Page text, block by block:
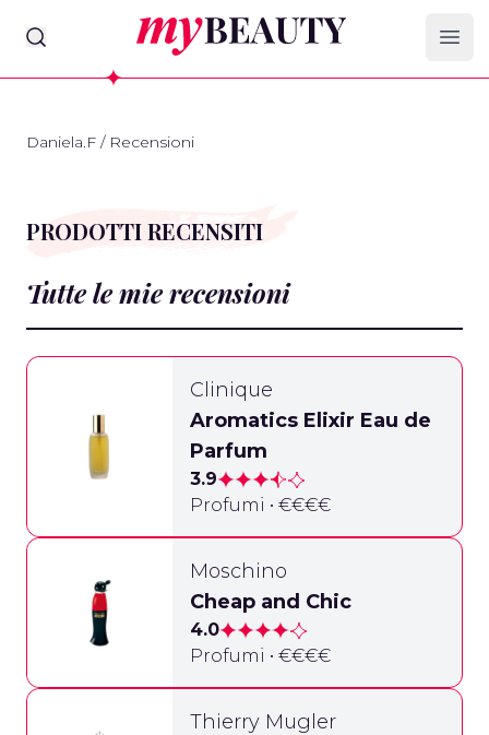
myBeauty
Daniela.F / Recensioni
PRODOTTI RECENSITI
Tutte le mie recensioni
Clinique
Aromatics Elixir Eau de
Parfum
3.9
Profumi • €€€€
Moschino
Cheap and Chic
4.0
Profumi • €€€€
Thierry Mugler